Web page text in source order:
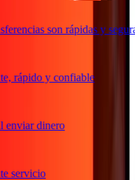
son rápidas y seguras
rápido y confiable
dinero
servicio